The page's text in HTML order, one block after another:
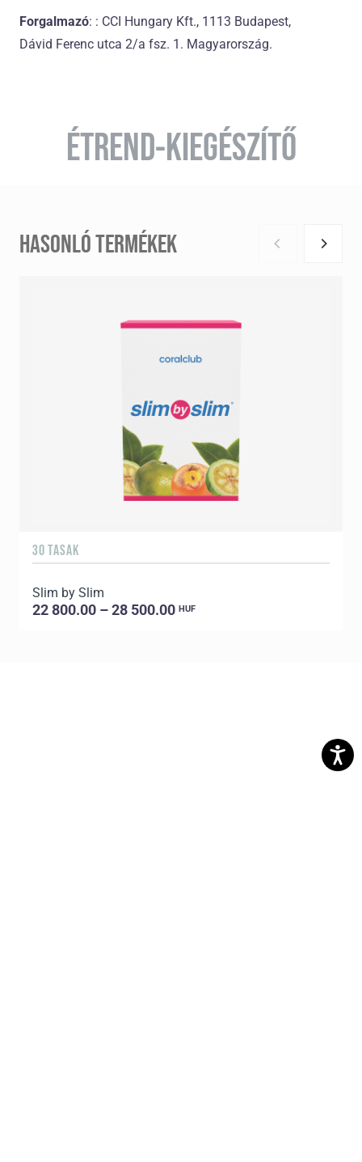
Forgalmazó: : CCI Hungary Kft., 1113 Budapest,
Dávid Ferenc utca 2/a fsz. 1. Magyarország.
ÉTREND-KIEGÉSZÍTŐ
HASONLÓ TERMÉKEK
30 TASAK
Slim by Slim
22 800.00 – 28 500.00 HUF